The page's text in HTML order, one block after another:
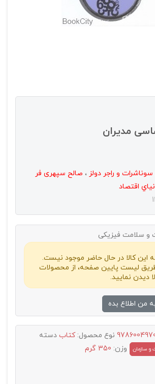
سوناشرات و راجر دولز ، صالح سپهری فر
اقتصاد
و سلامت فیزیکی
این کالا در حال حاضر موجود نیست.
طریق لیست پایین صفحه، از محصولات
دیدن نمایید.
نوع محصول:کتاب دسته
و سازمان وزن: 350 گرم